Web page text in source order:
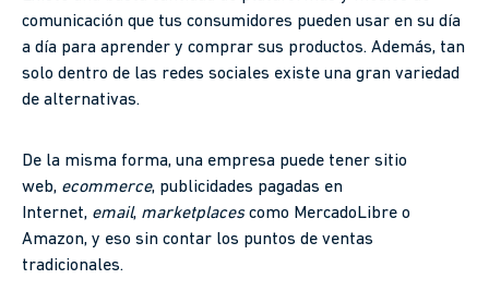
comunicación que tus consumidores pueden usar en su día
a día para aprender y comprar sus productos. Además, tan
solo dentro de las redes sociales existe una gran variedad
de alternativas.
De la misma forma, una empresa puede tener sitio
web, ecommerce, publicidades pagadas en
Internet, email, marketplacescomo MercadoLibre o
Amazon, y eso sin contar los puntos de ventas
tradicionales.